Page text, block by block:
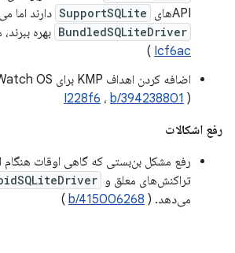
APIهای
SupportSQLite دارند اما
BundledSQLiteDriver بهره
Icf6ac
)
اضافه کردن اهداف KMP برای Watch OS و TV OS (
I228f6 ، b/394238801 )
رفع اشکالات
رفع مشکل بن‌بستی که گاهی اوقات هنگام
تراکنش‌های معلق و
می‌دهد. ( b/415006268
)